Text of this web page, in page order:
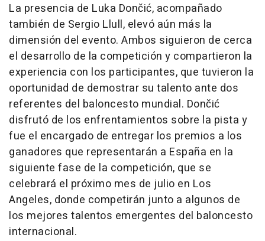
La presencia de Luka Dončić, acompañado
también de Sergio Llull, elevó aún más la
dimensión del evento. Ambos siguieron de cerca
el desarrollo de la competición y compartieron la
experiencia con los participantes, que tuvieron la
oportunidad de demostrar su talento ante dos
referentes del baloncesto mundial. Dončić
disfrutó de los enfrentamientos sobre la pista y
fue el encargado de entregar los premios a los
ganadores que representarán a España en la
siguiente fase de la competición, que se
celebrará el próximo mes de julio en Los
Angeles, donde competirán junto a algunos de
los mejores talentos emergentes del baloncesto
internacional.